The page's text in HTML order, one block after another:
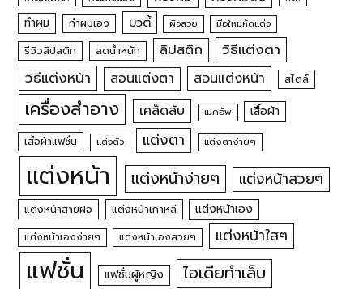
ทำผม ทำผมเอง บิวตี้ ผิวสวย มือใหม่หัดแต่ง
รีวิวลิปสติก ลดน้ำหนัก ลิปสติก
วิธีแต่งตา
วิธีแต่งหน้า
สอนแต่งตา สอนแต่งหน้า สไตล์
เครื่องสำอาง เคล็ดลับ เมคอัพ เสื้อผ้า
เสื้อผ้าแฟชั่น แต่งตัว แต่งตา แต่งตาง่ายๆ
แต่งหน้า แต่งหน้าง่ายๆ แต่งหน้าสวยๆ
แต่งหน้าสายฝอ แต่งหน้าเกาหลี แต่งหน้าเอง
แต่งหน้าเองง่ายๆ แต่งหน้าเองสวยๆ แต่งหน้าใสๆ
แฟชั่น แฟชั่นผู้หญิง ไอเดียทำเล็บ